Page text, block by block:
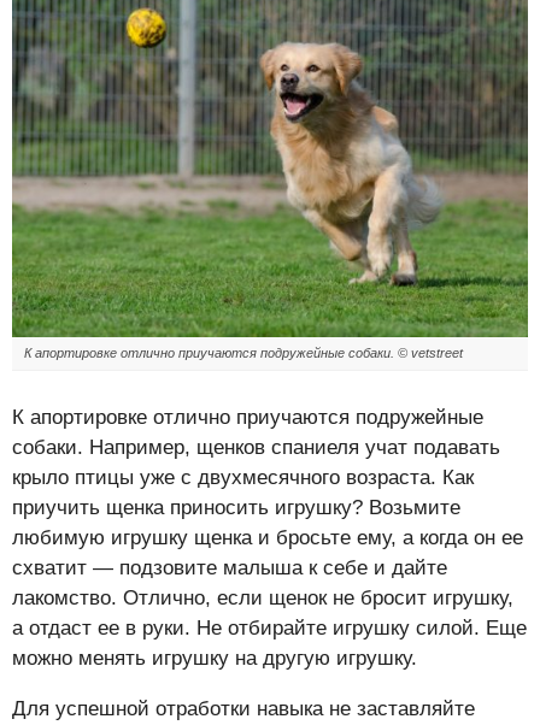
К апортировке отлично приучаются подружейные собаки. © vetstreet
К апортировке отлично приучаются подружейные
собаки. Например, щенков спаниеля учат подавать
крыло птицы уже с двухмесячного возраста. Как
приучить щенка приносить игрушку? Возьмите
любимую игрушку щенка и бросьте ему, а когда он ее
схватит — подзовите малыша к себе и дайте
лакомство. Отлично, если щенок не бросит игрушку,
а отдаст ее в руки. Не отбирайте игрушку силой. Еще
можно менять игрушку на другую игрушку.
Для успешной отработки навыка не заставляйте